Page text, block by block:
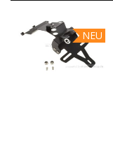
NEU